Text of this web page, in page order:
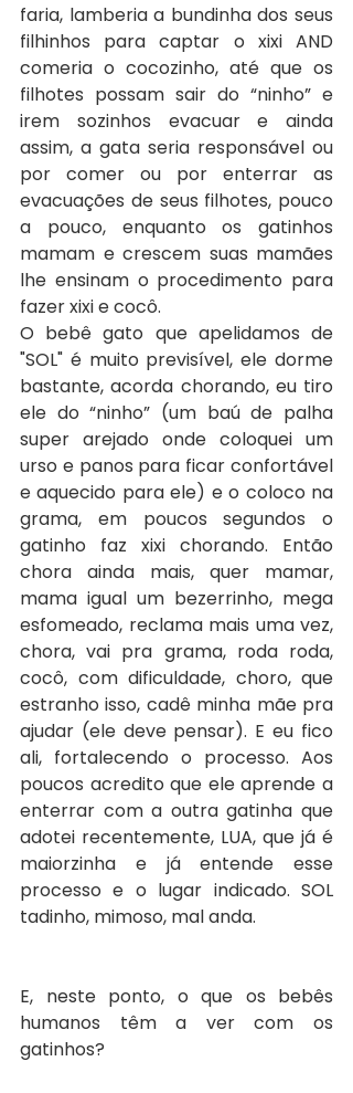
faria, lamberia a bundinha dos seus
filhinhos para captar o xixi AND
comeria o cocozinho, até que os
filhotes possam sair do “ninho” e
irem sozinhos evacuar e ainda
assim, a gata seria responsável ou
por comer ou por enterrar as
evacuações de seus filhotes, pouco
a pouco, enquanto os gatinhos
mamam e crescem suas mamães
lhe ensinam o procedimento para
fazer xixi e cocô.
O bebê gato que apelidamos de
"SOL" é muito previsível, ele dorme
bastante, acorda chorando, eu tiro
ele do “ninho” (um baú de palha
super arejado onde coloquei um
urso e panos para ficar confortável
e aquecido para ele) e o coloco na
grama, em poucos segundos o
gatinho faz xixi chorando. Então
chora ainda mais, quer mamar,
mama igual um bezerrinho, mega
esfomeado, reclama mais uma vez,
chora, vai pra grama, roda roda,
cocô, com dificuldade, choro, que
estranho isso, cadê minha mãe pra
ajudar (ele deve pensar). E eu fico
ali, fortalecendo o processo. Aos
poucos acredito que ele aprende a
enterrar com a outra gatinha que
adotei recentemente, LUA, que já é
maiorzinha e já entende esse
processo e o lugar indicado. SOL
tadinho, mimoso, mal anda.
E, neste ponto, o que os bebês
humanos têm a ver com os
gatinhos?